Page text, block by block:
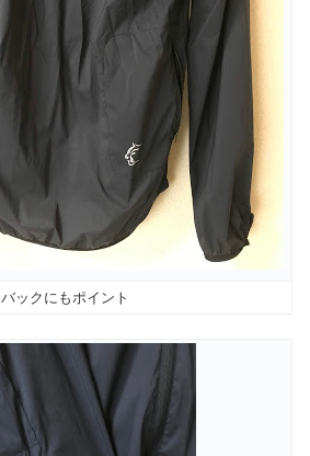
バックにもポイント